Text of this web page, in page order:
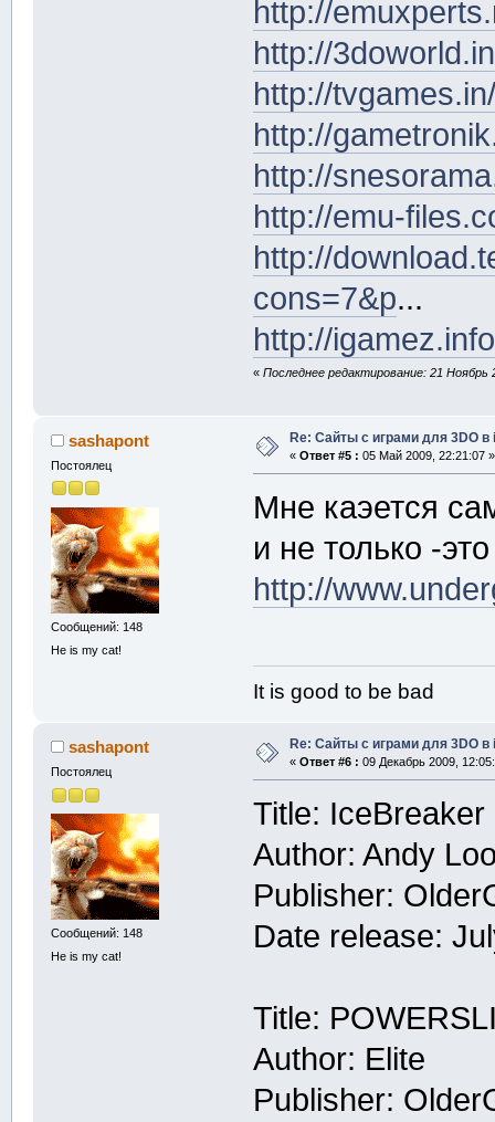
http://
http://
http://
http://
http://
http://emu-
http://
cons=7&p...
http://
«Последнее редактирование: 21 Ноябрь
sashapont
Постоялец
Сообщений: 148
He is my cat!
Re: Сайты с играми для 3DO
« Ответ #5 : 05 Май 2009, 22:21:07 »
Мне каэется
и не только -это
http://
It is good to be bad
sashapont
Постоялец
Сообщений: 148
He is my cat!
Re: Сайты с играми для 3DO
« Ответ #6 : 09 Декабрь 2009,
Title:
Author: Andy
Publisher:
Date release:
Title:
Author: Elite
Publisher: